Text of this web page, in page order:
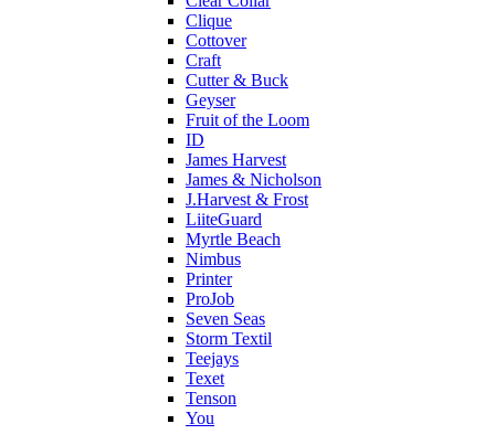
Clique
Cottover
Craft
Cutter & Buck
Geyser
Fruit of the Loom
ID
James Harvest
James & Nicholson
J.Harvest & Frost
LiiteGuard
Myrtle Beach
Nimbus
Printer
ProJob
Seven Seas
Storm Textil
Teejays
Texet
Tenson
You